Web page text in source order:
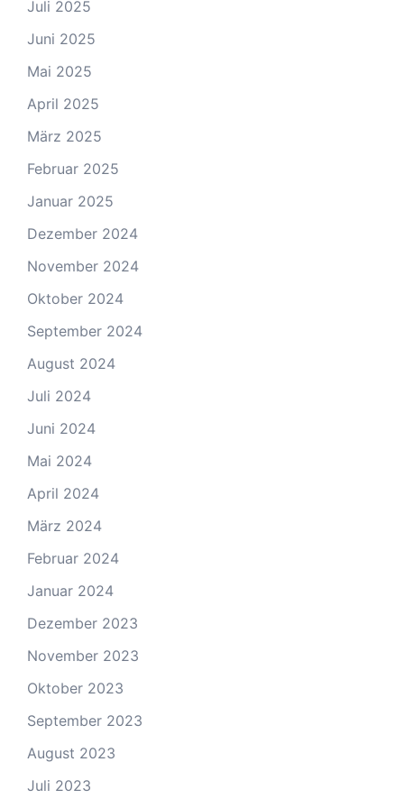
Juli 2025
Juni 2025
Mai 2025
April 2025
März 2025
Februar 2025
Januar 2025
Dezember 2024
November 2024
Oktober 2024
September 2024
August 2024
Juli 2024
Juni 2024
Mai 2024
April 2024
März 2024
Februar 2024
Januar 2024
Dezember 2023
November 2023
Oktober 2023
September 2023
August 2023
Juli 2023